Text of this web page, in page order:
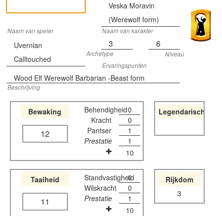
Veska Moravin
(Werewolf form)
Naam van speler Naam van karakter
Uvernian
Calltouched
3 6
Archetype
Niveau
Ervaringspunten
Wood Elf Werewolf Barbarian -Beast form
Beschrijving
Bewaking
12
Behendigheid0
Kracht
0
Pantser
1
Prestatie
1
10
Legendarisch
Taaiheid
11
Standvastigheid
0
Wilskracht
0
Prestatie
1
10
Rijkdom
3